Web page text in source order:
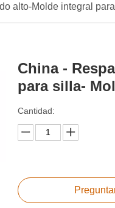
alto-Molde integral
China -
para silla-
Cantidad: